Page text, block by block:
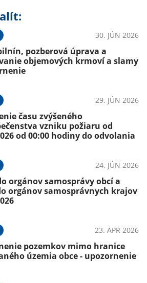
30. JÚN 2026
pozberová úprava a
objemových krmoví a slamy
29. JÚN 2026
času zvýšeného
vzniku požiaru od
od 00:00 hodiny do odvolania
24. JÚN 2026
orgánov samosprávy obcí a
orgánov samosprávnych krajov
23. APR 2026
pozemkov mimo hranice
územia obce - upozornenie